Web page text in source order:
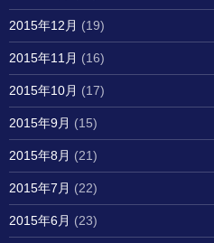
2015年12月 (19)
2015年11月 (16)
2015年10月 (17)
2015年9月 (15)
2015年8月 (21)
2015年7月 (22)
2015年6月 (23)